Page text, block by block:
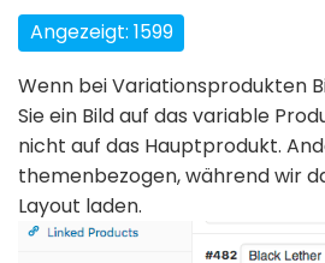
Angezeigt: 1599
Wenn bei Variationsprodukten
Sie ein Bild auf das variable
nicht auf das Hauptprodukt.
themenbezogen, während wir
Layout laden.